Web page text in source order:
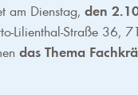
am Dienstag, den
Lilienthal-Straße 36,
das Thema